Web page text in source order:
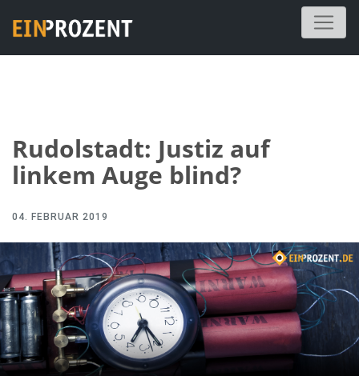
Rudolstadt: Justiz auf
linkem Auge blind?
04. FEBRUAR 2019